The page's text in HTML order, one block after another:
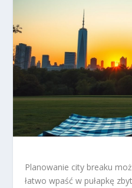
Planowanie city breaku
łatwo wpaść w pułapkę